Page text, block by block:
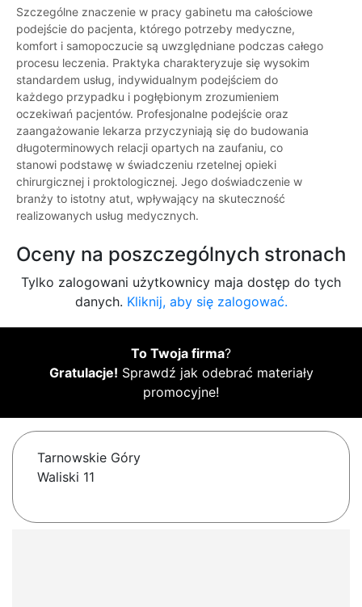
Szczególne znaczenie w pracy gabinetu ma całościowe
podejście do pacjenta, którego potrzeby medyczne,
komfort i samopoczucie są uwzględniane podczas całego
procesu leczenia. Praktyka charakteryzuje się wysokim
standardem usług, indywidualnym podejściem do
każdego przypadku i pogłębionym zrozumieniem
oczekiwań pacjentów. Profesjonalne podejście oraz
zaangażowanie lekarza przyczyniają się do budowania
długoterminowych relacji opartych na zaufaniu, co
stanowi podstawę w świadczeniu rzetelnej opieki
chirurgicznej i proktologicznej. Jego doświadczenie w
branży to istotny atut, wpływający na skuteczność
realizowanych usług medycznych.
Oceny na poszczególnych stronach
Tylko zalogowani użytkownicy maja dostęp do tych
danych. Kliknij, aby się zalogować.
To Twoja firma?
Gratulacje! Sprawdź jak odebrać materiały
promocyjne!
Tarnowskie Góry
Waliski 11